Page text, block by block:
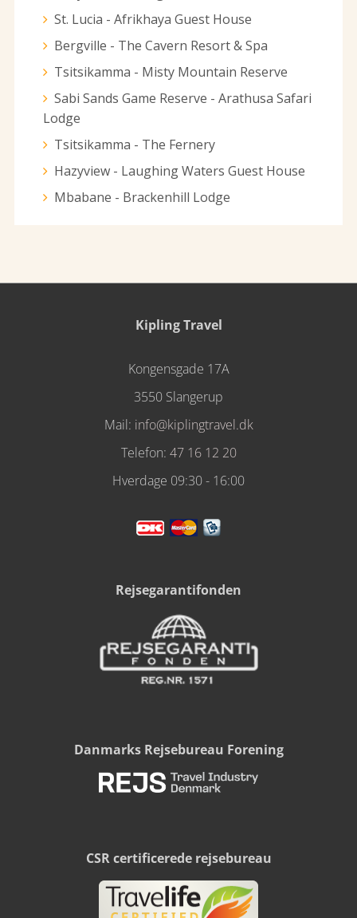
St. Lucia - Afrikhaya Guest House
Bergville - The Cavern Resort & Spa
Tsitsikamma - Misty Mountain Reserve
Sabi Sands Game Reserve - Arathusa Safari
Lodge
Tsitsikamma - The Fernery
Hazyview - Laughing Waters Guest House
Mbabane - Brackenhill Lodge
Kipling Travel
Kongensgade 17A
3550 Slangerup
Mail: info@kiplingtravel.dk
Telefon: 47 16 12 20
Hverdage 09:30 - 16:00
Rejsegarantifonden
Danmarks Rejsebureau Forening
CSR certificerede rejsebureau